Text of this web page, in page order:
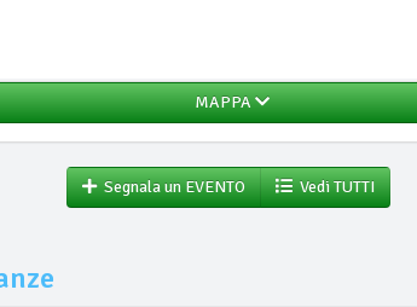
MAPPA
Segnala un EVENTO Vedi TUTTI